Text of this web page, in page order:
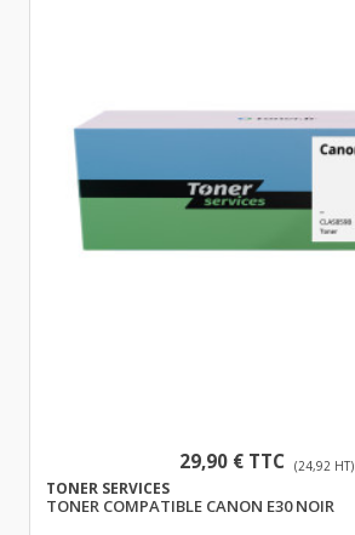
29,90 € TTC (24,92 HT)
TONER SERVICES
TONER COMPATIBLE CANON E30 NOIR